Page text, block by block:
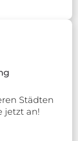
Städten
jetzt an!